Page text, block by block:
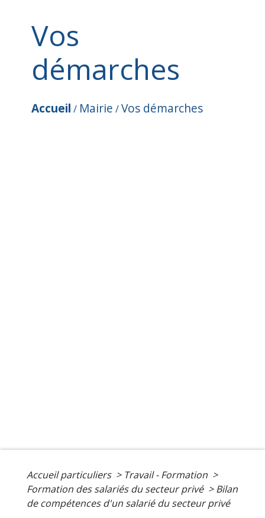
Vos
démarches
Accueil / Mairie /Vos démarches
Accueil particuliers > Travail - Formation >
Formation des salariés du secteur privé > Bilan
de compétences d'un salarié du secteur privé